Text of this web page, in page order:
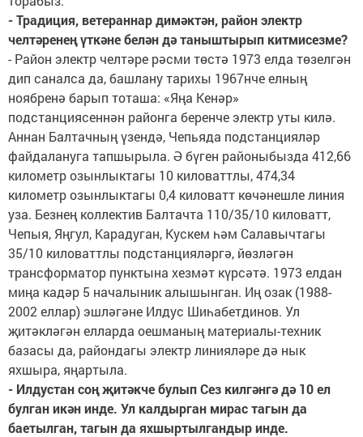
- Традиция, ветераннар димәктән, район электр
челтәренең үткәне белән дә таныштырып китмисезме?
- Район электр челтәре рәсми төстә 1973 елда төзелгән
дип саналса да, башлану тарихы 1967нче елның
ноябренә барып тоташа: «Яңа Кенәр»
подстанциясеннән районга беренче электр уты килә.
Аннан Балтачның үзендә, Чепьяда подстанцияләр
файдалануга тапшырыла. Ә бүген районыбызда 412,66
километр озынлыктагы 10 киловаттлы, 474,34
километр озынлыктагы 0,4 киловатт көчәнешле линия
уза. Безнең коллектив Балтачта 110/35/10 киловатт,
Чепыя, Яңгул, Карадуган, Кускем һәм Салавычтагы
35/10 киловаттлы подстанцияләргә, йөзләгән
трансформатор пунктына хезмәт күрсәтә. 1973 елдан
миңа кадәр 5 началыник алышынган. Иң озак (1988-
2002 еллар) эшләгәне Илдус Шиһабетдинов. Ул
җитәкләгән елларда оешманың материалы-техник
базасы да, райондагы электр линияләре дә нык
яхшыра, яңартыла.
- Илдустан соң җитәкче булып Сез килгәнгә дә 10 ел
булган икән инде. Ул калдырган мирас тагын да
баетылган, тагын да яхшыртылгандыр инде.